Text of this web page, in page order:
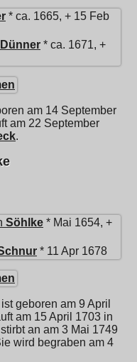
* ca. 1665, + 15 Feb
Dünner * ca. 1671, +
am 14 September
am 22 September
.
Söhlke * Mai 1654, +
* 11 Apr 1678
ist geboren am 9 April
am 15 April 1703 in
an am 3 Mai 1749
wird begraben am 4